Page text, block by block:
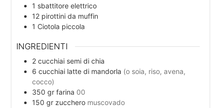
1 sbattitore elettrico
12 pirottini da muffin
1 Ciotola piccola
INGREDIENTI
2 cucchiai semi di chia
6 cucchiai latte di mandorla (o soia, riso, avena,
cocco)
350 gr farina 00
150 gr zucchero muscovado